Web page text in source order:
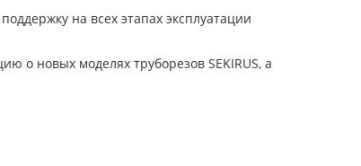
на всех этапах эксплуатации
о новых моделях труборезов SEKIRUS, а